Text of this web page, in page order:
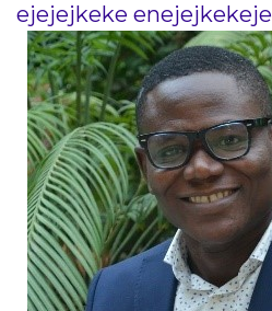
ejejejkeke enejejkekeje